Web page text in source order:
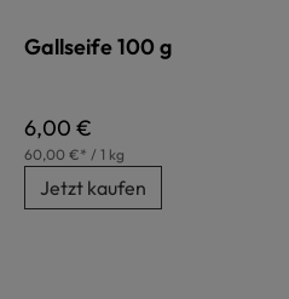
Gallseife 100 g
Regulärer Preis:
6,00 €
60,00 €* / 1 kg
Jetzt kaufen